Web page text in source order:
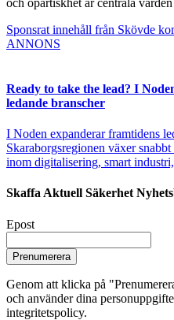
Sponsrat innehåll från Skövde
ANNONS
Ready to take the lead? I
ledande branscher
I Noden expanderar framtidens
Skaraborgsregionen växer
inom digitalisering, smart
Skaffa Aktuell Säkerhet
Epost
Prenumerera
Genom att klicka på
och använder dina
integritetspolicy.